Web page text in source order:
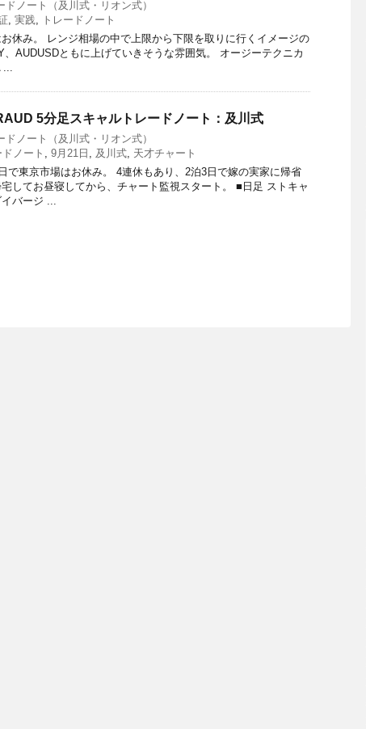
ドノート（及川式・リオン式）
, 実践,
トレードノート
休み。 レンジ相場の中で上限から下限を取りに行くイメージの
、AUDUSDともに上げていきそうな雰囲気。 オージーテクニカ
...
5分足スキャルトレードノート：及川式
ドノート（及川式・リオン式）
ドノート , 9月21日 , 及川式, 天才チャート
で東京市場はお休み。 4連休もあり、2泊3日で嫁の実家に帰省
してお昼寝してから、チャート監視スタート。 ■日足 ストキャ
バージ ...